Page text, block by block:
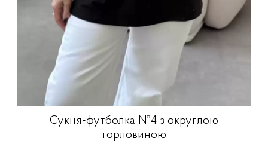
Сукня-футболка №4 з округлою
горловиною